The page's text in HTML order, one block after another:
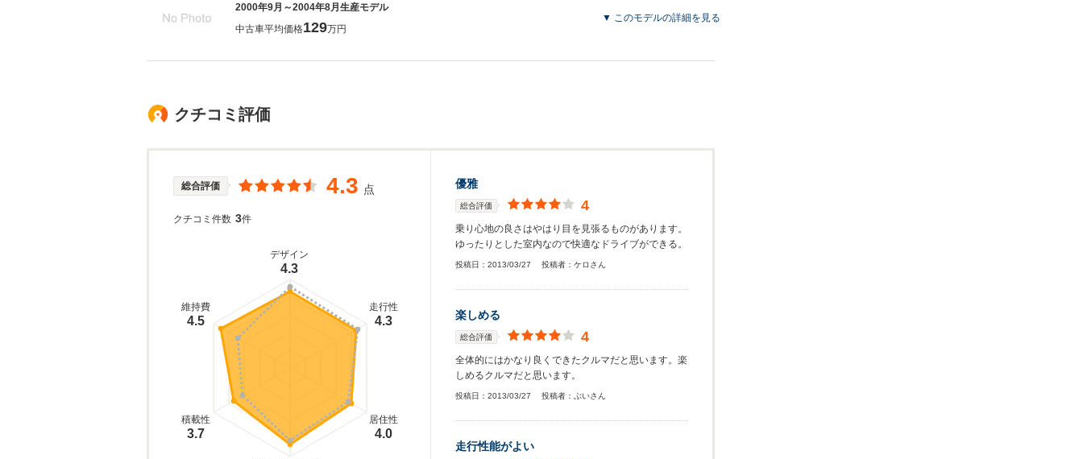
2000年9月～2004年8月生産モデル
中古車平均価格129万円
▼ このモデルの詳細を見る
クチコミ評価
総合評価 4.3 点
クチコミ件数 3件
デザイン
4.3
走行性
4.3
居住性
4.0
積載性
3.7
維持費
4.5
優雅
総合評価 4
乗り心地の良さはやはり目を見張るものがあります。
ゆったりとした室内なので快適なドライブができる。
投稿日： 2013/03/27 投稿者： ケロさん
楽しめる
総合評価 4
全体的にはかなり良くできたクルマだと思います。楽
しめるクルマだと思います。
投稿日： 2013/03/27 投稿者： ぶいさん
走行性能がよい